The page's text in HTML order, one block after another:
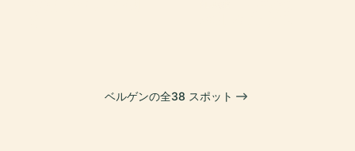
ベルゲンの全38 スポット